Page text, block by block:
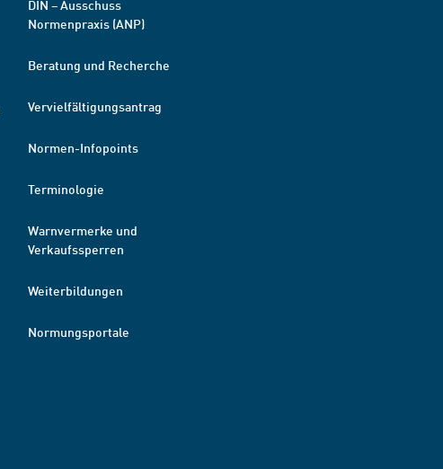
DIN – Ausschuss
Normenpraxis (ANP)
Beratung und Recherche
Vervielfältigungsantrag
Normen-Infopoints
Terminologie
Warnvermerke und
Verkaufssperren
Weiterbildungen
Normungsportale